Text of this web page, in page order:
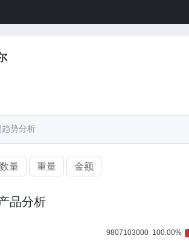
趋势分析
数量 重量 金额
品分析